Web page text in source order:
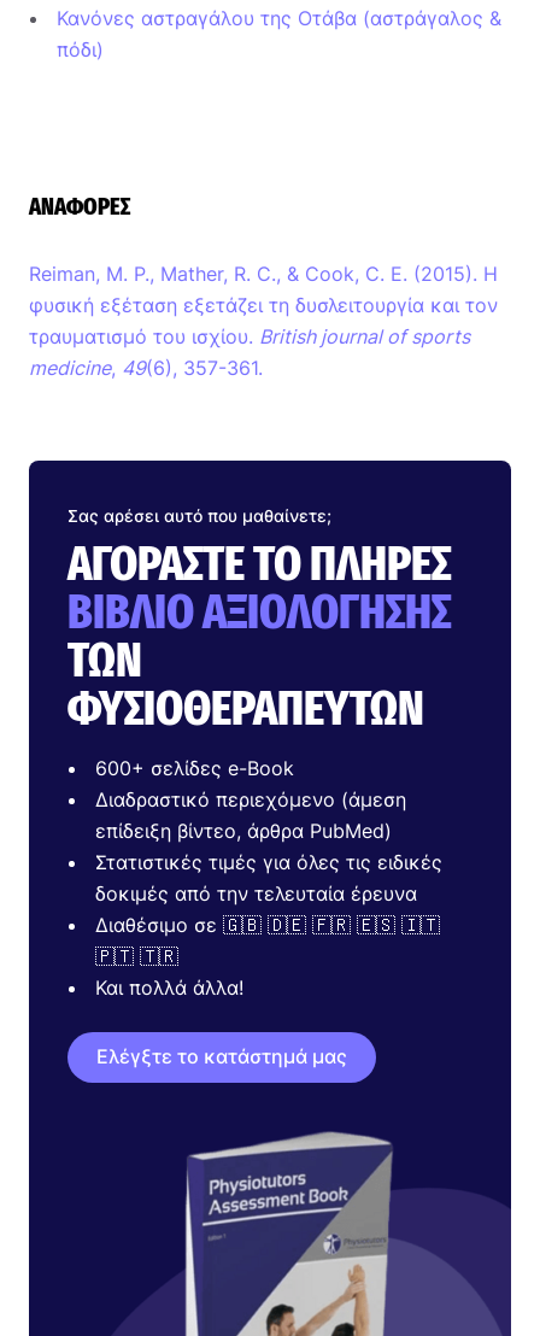
Κανόνες αστραγάλου της Οτάβα (αστράγαλος &
πόδι)
ΑΝΑΦΟΡΈΣ
Reiman, M. P., Mather, R. C., & Cook, C. E. (2015). Η
φυσική εξέταση εξετάζει τη δυσλειτουργία και τον
τραυματισμό του ισχίου. British journal of sports
medicine, 49(6), 357-361.
Σας αρέσει αυτό που μαθαίνετε;
ΑΓΟΡΆΣΤΕ ΤΟ ΠΛΉΡΕΣ
ΒΙΒΛΊΟ ΑΞΙΟΛΌΓΗΣΗΣ
ΤΩΝ
ΦΥΣΙΟΘΕΡΑΠΕΥΤΏΝ
600+ σελίδες e-Book
Διαδραστικό περιεχόμενο (άμεση
επίδειξη βίντεο, άρθρα PubMed)
Στατιστικές τιμές για όλες τις ειδικές
δοκιμές από την τελευταία έρευνα
Διαθέσιμο σε 🇬🇧 🇩🇪 🇫🇷 🇪🇸 🇮🇹
🇵🇹 🇹🇷
Και πολλά άλλα!
Ελέγξτε το κατάστημά μας